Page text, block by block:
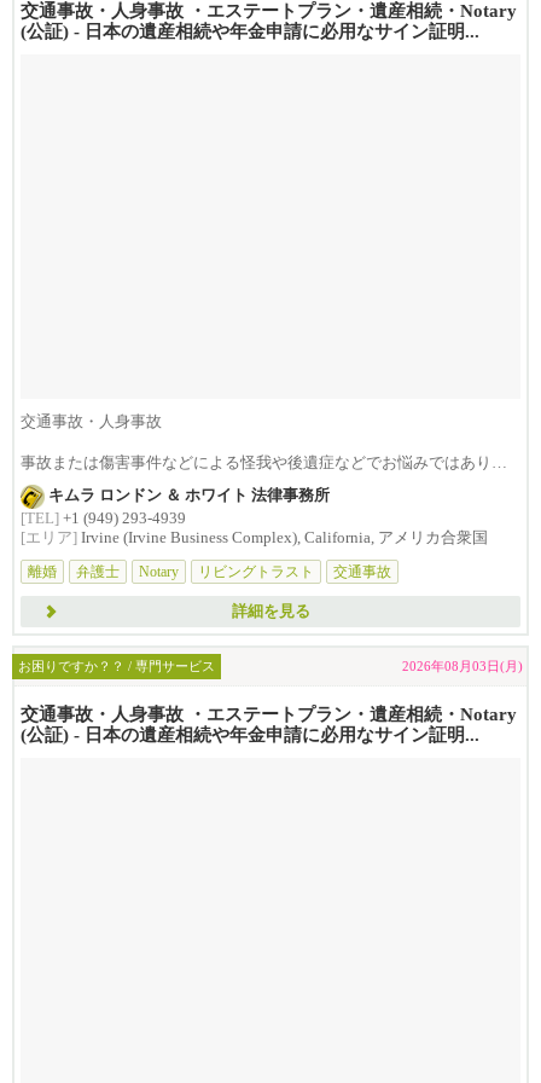
交通事故・人身事故 ・エステートプラン・遺産相続・Notary
(公証) - 日本の遺産相続や年金申請に必用なサイン証明...
交通事故・人身事故
事故または傷害事件などによる怪我や後遺症などでお悩みではありま
せんか？損害賠償は治療費...
キムラ ロンドン ＆ ホワイト 法律事務所
[TEL] +1 (949) 293-4939
[エリア] Irvine (Irvine Business Complex), California, アメリカ合衆国
離婚
弁護士 Notary リビングトラスト 交通事故
詳細を見る
お困りですか？？ / 専門サービス 2026年08月03日(月)
交通事故・人身事故 ・エステートプラン・遺産相続・Notary
(公証) - 日本の遺産相続や年金申請に必用なサイン証明...